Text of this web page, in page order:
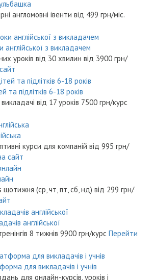
англомовні івенти від 499 грн/міс.
англійської з викладачем
уроків від 30 хвилин від 3900 грн/
та підлітків 6-18 років
від 17 уроків 7500 грн/курс
курси для компаній від 995 грн/
сайт
(ср, чт, пт, сб, нд) від 299 грн/
англійської
8 тижнів 9900 грн/курс Перейти
для викладачів і учнів
для онлайн-курсів, уроків і